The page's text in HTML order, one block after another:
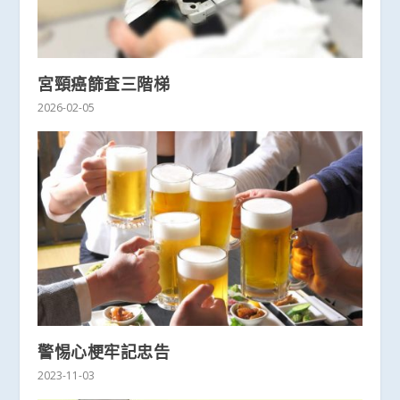
宮頸癌篩查三階梯
2026-02-05
警惕心梗牢記忠告
2023-11-03